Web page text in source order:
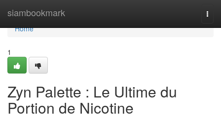
siambookmark
Home
Home
1
Zyn Palette : Le Ultime du
Portion de Nicotine